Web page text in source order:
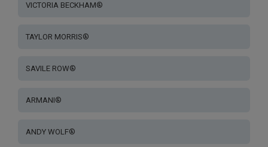
VICTORIA BECKHAM®
TAYLOR MORRIS®
SAVILE ROW®
ARMANI®
ANDY WOLF®